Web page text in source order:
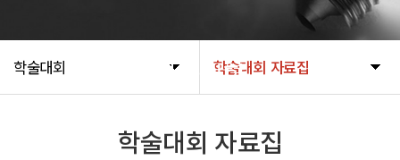
학술대회 학술대회 자료집
학술대회
학술대회 자료집